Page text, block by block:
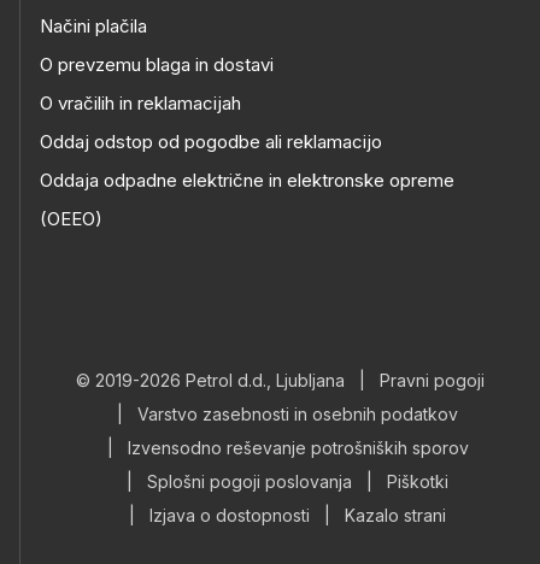
Načini plačila
O prevzemu blaga in dostavi
O vračilih in reklamacijah
Oddaj odstop od pogodbe ali reklamacijo
Oddaja odpadne električne in elektronske opreme
(OEEO)
© 2019-2026 Petrol d.d., Ljubljana
Pravni pogoji
Varstvo zasebnosti in osebnih podatkov
Izvensodno reševanje potrošniških sporov
Splošni pogoji poslovanja
Piškotki
Izjava o dostopnosti Kazalo strani